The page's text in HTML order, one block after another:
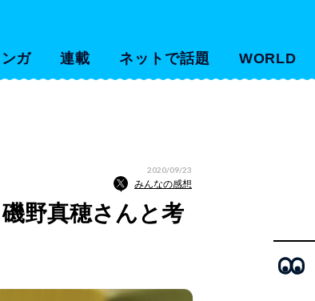
ガ 連載 ネットで話題 WORLD
2020/09/23
みんなの感想
野真穂さんと考